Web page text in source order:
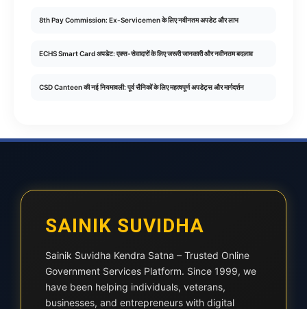
8th Pay Commission: Ex-Servicemen के लिए नवीनतम अपडेट और लाभ
ECHS Smart Card अपडेट: एक्स-सेवादारों के लिए जरूरी जानकारी और नवीनतम बदलाव
CSD Canteen की नई नियमावली: पूर्व सैनिकों के लिए महत्वपूर्ण अपडेट्स और मार्गदर्शन
SAINIK SUVIDHA
Sainik Suvidha Kendra Satna – Trusted Online
Government Services Platform. Since 1999, we
have been helping individuals, veterans,
businesses, and entrepreneurs with digital